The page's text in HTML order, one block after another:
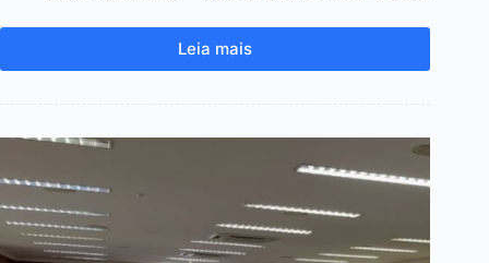
Leia mais